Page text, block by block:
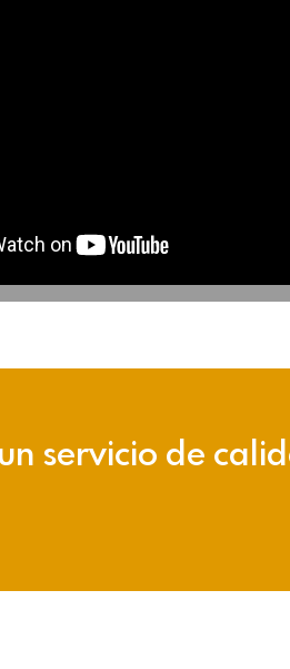
servicio de